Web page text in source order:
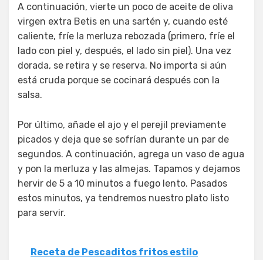
A continuación, vierte un poco de aceite de oliva
virgen extra Betis en una sartén y, cuando esté
caliente, fríe la merluza rebozada (primero, fríe el
lado con piel y, después, el lado sin piel). Una vez
dorada, se retira y se reserva. No importa si aún
está cruda porque se cocinará después con la
salsa.
Por último, añade el ajo y el perejil previamente
picados y deja que se sofrían durante un par de
segundos. A continuación, agrega un vaso de agua
y pon la merluza y las almejas. Tapamos y dejamos
hervir de 5 a 10 minutos a fuego lento. Pasados
estos minutos, ya tendremos nuestro plato listo
para servir.
Receta de Pescaditos fritos estilo